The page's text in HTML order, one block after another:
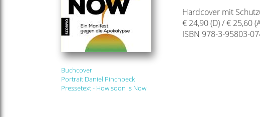
Buchcover
Portrait Daniel Pinchbeck
Pressetext - How soon is Now
Hardcover mit
€ 24,90 (D) / € 25,60
ISBN 978-3-95803-